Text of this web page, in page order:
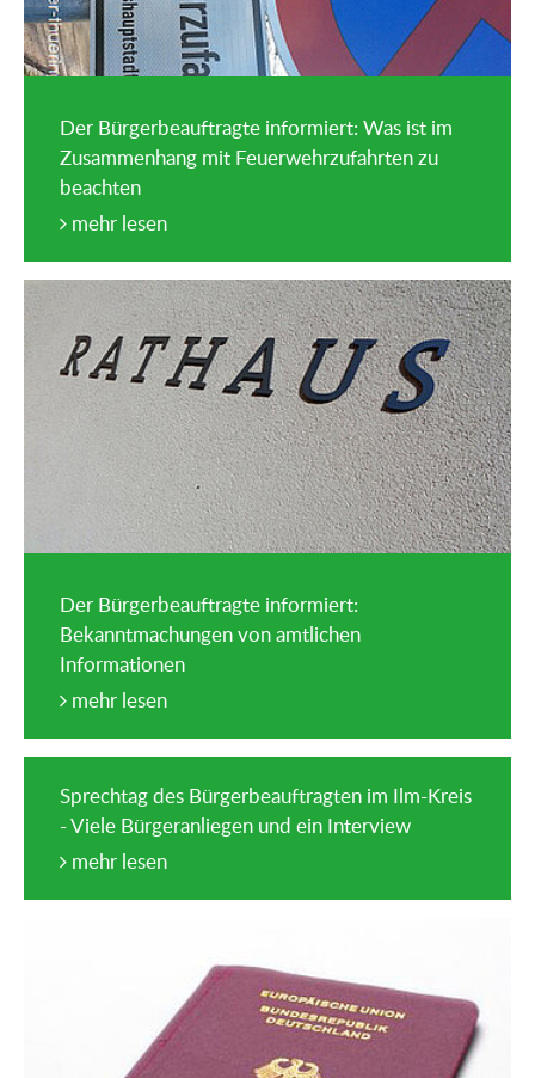
Der Bürgerbeauftragte informiert: Was ist im
Zusammenhang mit Feuerwehrzufahrten zu
beachten
mehr lesen
Der Bürgerbeauftragte informiert:
Bekanntmachungen von amtlichen
Informationen
mehr lesen
Sprechtag des Bürgerbeauftragten im Ilm-Kreis
- Viele Bürgeranliegen und ein Interview
mehr lesen